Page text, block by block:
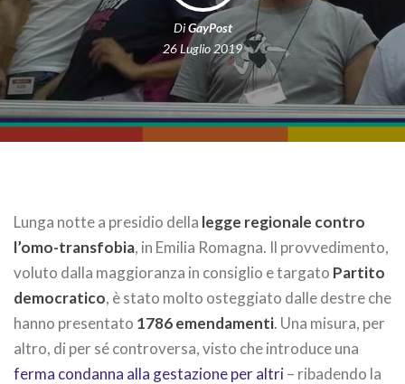
DiGayPost
26 Luglio 2019
Lunga notte a presidio della legge regionale contro
l’omo-transfobia, in Emilia Romagna. Il provvedimento,
voluto dalla maggioranza in consiglio e targato Partito
democratico, è stato molto osteggiato dalle destre che
hanno presentato 1786 emendamenti. Una misura, per
altro, di per sé controversa, visto che introduce una
ferma condanna alla gestazione per altri– ribadendo la